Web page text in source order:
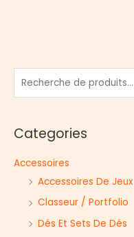
e
h
r
Categories
Accessoires
Accessoires De Jeux
Classeur / Portfolio
Dés Et Sets De Dés